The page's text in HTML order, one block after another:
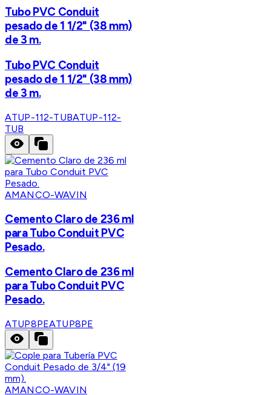
Tubo PVC Conduit
pesado de 1 1/2" (38 mm)
de 3 m.
Tubo PVC Conduit
pesado de 1 1/2" (38 mm)
de 3 m.
ATUP-112-TUBATUP-112-
TUB
AMANCO-WAVIN
Cemento Claro de 236 ml
para Tubo Conduit PVC
Pesado.
Cemento Claro de 236 ml
para Tubo Conduit PVC
Pesado.
ATUP8PEATUP8PE
AMANCO-WAVIN